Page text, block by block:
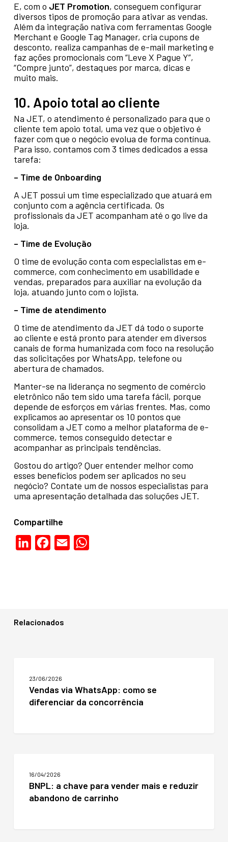
E, com o JET Promotion, conseguem configurar
diversos tipos de promoção para ativar as vendas.
Além da integração nativa com ferramentas Google
Merchant e Google Tag Manager, cria cupons de
desconto, realiza campanhas de e-mail marketing e
faz ações promocionais com “Leve X Pague Y”,
“Compre junto”, destaques por marca, dicas e
muito mais.
10. Apoio total ao cliente
Na JET, o atendimento é personalizado para que o
cliente tem apoio total, uma vez que o objetivo é
fazer com que o negócio evolua de forma contínua.
Para isso, contamos com 3 times dedicados a essa
tarefa:
– Time de Onboarding
A JET possui um time especializado que atuará em
conjunto com a agência certificada. Os
profissionais da JET acompanham até o go live da
loja.
– Time de Evolução
O time de evolução conta com especialistas em e-
commerce, com conhecimento em usabilidade e
vendas, preparados para auxiliar na evolução da
loja, atuando junto com o lojista.
– Time de atendimento
O time de atendimento da JET dá todo o suporte
ao cliente e está pronto para atender em diversos
canais de forma humanizada com foco na resolução
das solicitações por WhatsApp, telefone ou
abertura de chamados.
Manter-se na liderança no segmento de comércio
eletrônico não tem sido uma tarefa fácil, porque
depende de esforços em várias frentes. Mas, como
explicamos ao apresentar os 10 pontos que
consolidam a JET como a melhor plataforma de e-
commerce, temos conseguido detectar e
acompanhar as principais tendências.
Gostou do artigo? Quer entender melhor como
esses benefícios podem ser aplicados no seu
negócio? Contate um de nossos especialistas para
uma apresentação detalhada das soluções JET.
Compartilhe
LinkedInFacebook
Email
Relacionados
WhatsApp:
como
23/06/2026
Vendas via WhatsApp: como se
diferenciar da concorrência
chave
para
vender
16/04/2026
BNPL: a chave para vender mais e reduzir
abandono de carrinho